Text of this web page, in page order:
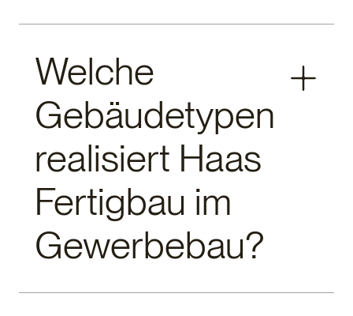
Charakters gegeben. Architekten und Planer können
Grundrisse, Fassadengestaltung und
Innenausstattung frei nach den Wünschen und
Bedürfnissen des Unternehmens gestalten. Die
Modularität schränkt die architektonische Kreativität
nicht ein, sondern strukturiert lediglich den
Welche
Gebäudetypen
realisiert Haas
Fertigbau im
Gewerbebau?